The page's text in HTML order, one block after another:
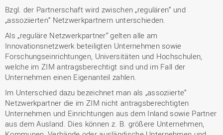
Bzgl. der Partnerschaft wird zwischen „regulären“ und
„assoziierten“ Netzwerkpartnern unterschieden.
Als „reguläre Netzwerkpartner“ gelten alle am
Innovationsnetzwerk beteiligten Unternehmen sowie
Forschungseinrichtungen, Universitäten und Hochschulen,
welche im ZIM antragsberechtigt sind und im Fall der
Unternehmen einen Eigenanteil zahlen.
Im Unterschied dazu bezeichnet man als „assoziierte“
Netzwerkpartner die im ZIM nicht antragsberechtigten
Unternehmen und Einrichtungen aus dem Inland sowie Partner
aus dem Ausland. Dies können z. B. größere Unternehmen,